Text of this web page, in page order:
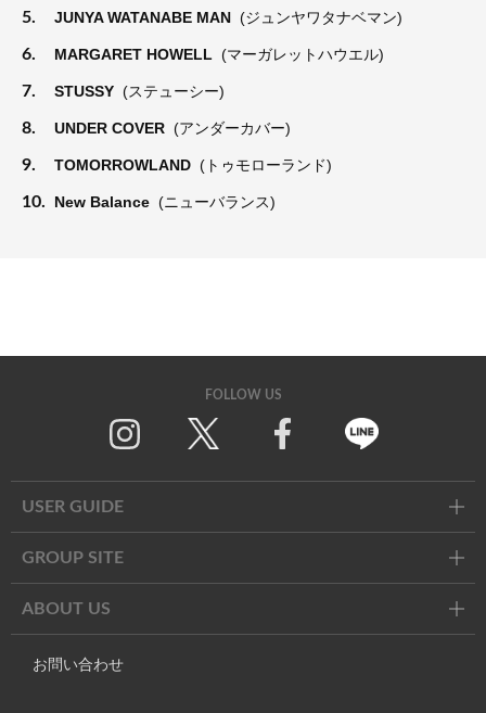
5. JUNYA WATANABE MAN (ジュンヤワタナベマン)
6. MARGARET HOWELL (マーガレットハウエル)
7. STUSSY (ステューシー)
8. UNDER COVER (アンダーカバー)
9. TOMORROWLAND (トゥモローランド)
10. New Balance (ニューバランス)
FOLLOW US
USER GUIDE
GROUP SITE
ABOUT US
お問い合わせ